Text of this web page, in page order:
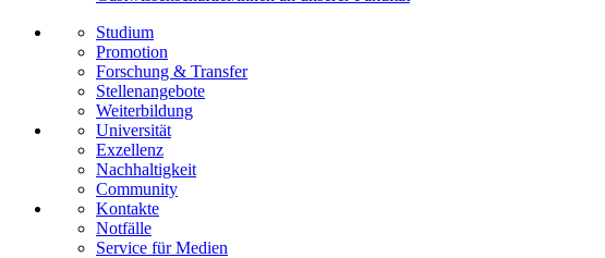
Studium
Promotion
Forschung & Transfer
Stellenangebote
Weiterbildung
Universität
Exzellenz
Nachhaltigkeit
Community
Kontakte
Notfälle
Service für Medien